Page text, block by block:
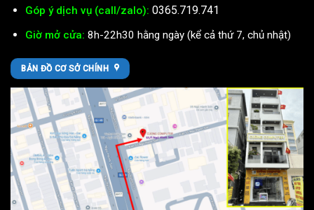
Góp ý dịch vụ (call/zalo): 0365.719.741
Giờ mở cửa: 8h-22h30 hằng ngày (kể cả thứ 7, chủ nhật)
BẢN ĐỒ CƠ SỞ CHÍNH